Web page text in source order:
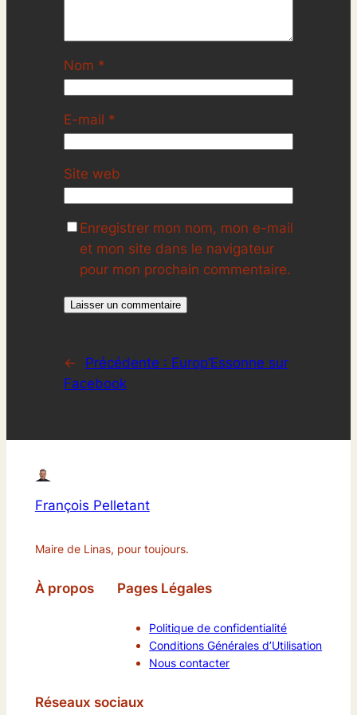
Nom *
E-mail *
Site web
Enregistrer mon nom, mon e-mail
et mon site dans le navigateur
pour mon prochain commentaire.
← Précédente : Europ’Essonne sur
Facebook
François Pelletant
Maire de Linas, pour toujours.
À propos Pages Légales
Politique de confidentialité
Conditions Générales d’Utilisation
Nous contacter
Réseaux sociaux